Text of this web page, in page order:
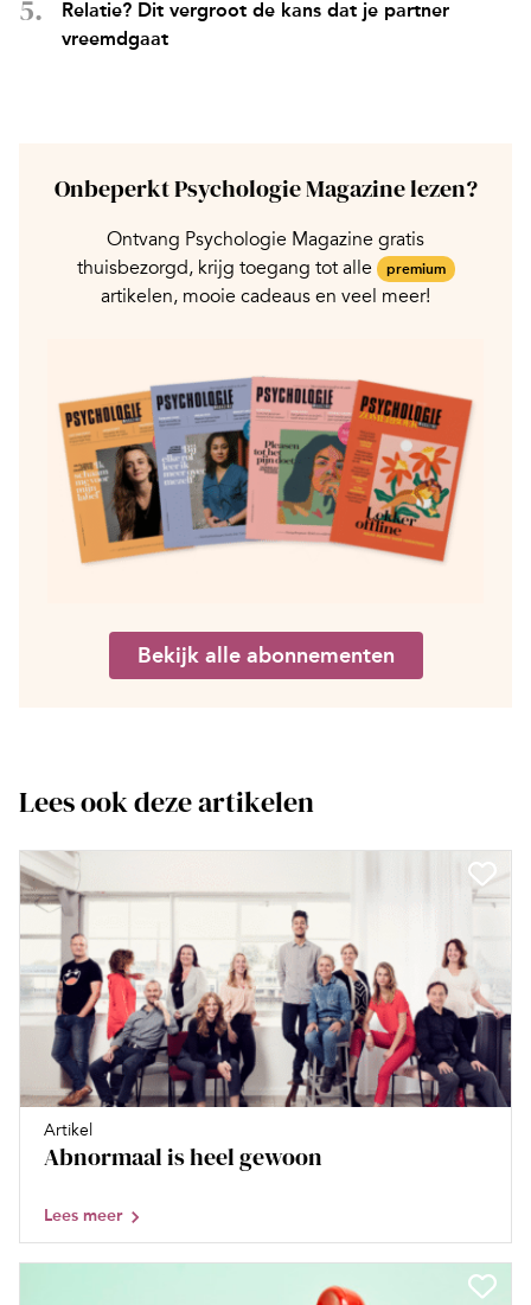
Relatie? Dit vergroot de kans dat je partner
vreemdgaat
Onbeperkt Psychologie Magazine lezen?
Ontvang Psychologie Magazine gratis
thuisbezorgd, krijg toegang tot alle
premium
artikelen, mooie cadeaus en veel meer!
Bekijk alle abonnementen
Lees ook deze artikelen
Artikel
Abnormaal is heel gewoon
Lees meer